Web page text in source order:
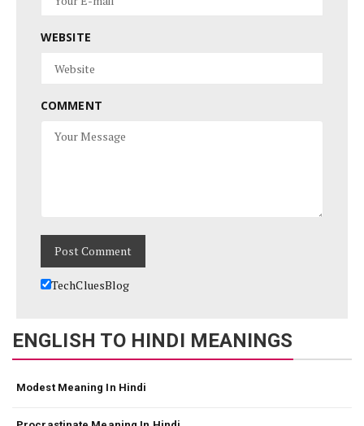
WEBSITE
COMMENT
TechCluesBlog
ENGLISH TO HINDI MEANINGS
Modest Meaning In Hindi